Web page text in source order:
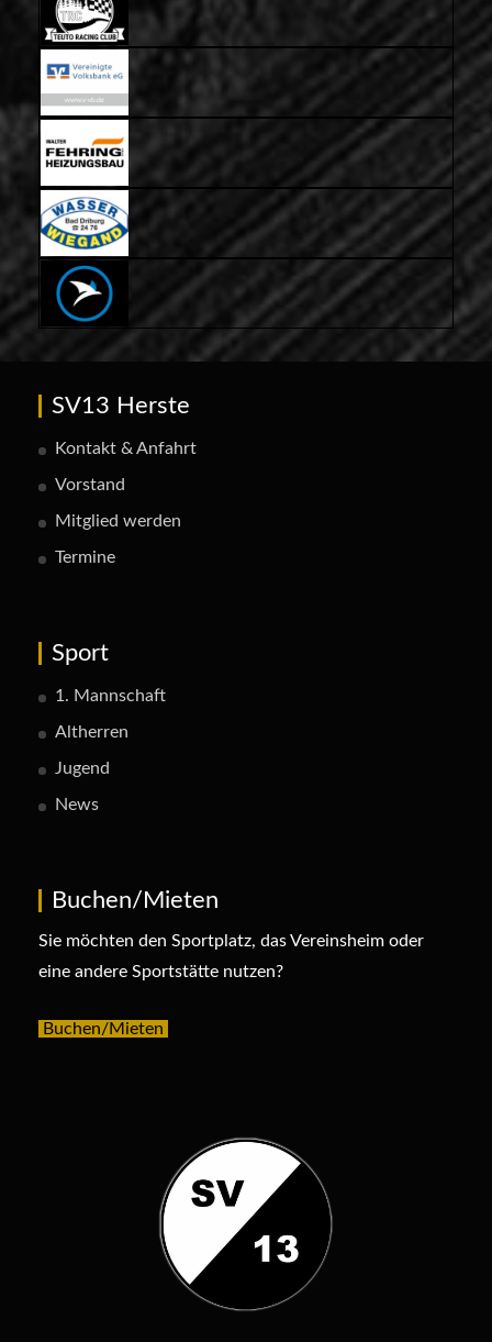
SV13 Herste
Kontakt & Anfahrt
Vorstand
Mitglied werden
Termine
Sport
1. Mannschaft
Altherren
Jugend
News
Buchen/Mieten
Sie möchten den Sportplatz, das Vereinsheim oder
eine andere Sportstätte nutzen?
Buchen/Mieten